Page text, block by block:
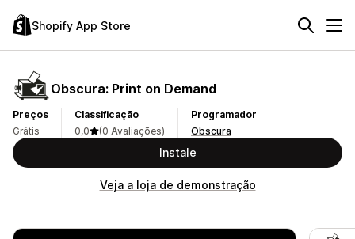
Shopify App Store
Obscura: Print on Demand
Preços
Grátis
Classificação
0,0
(0 Avaliações)
Programador
Obscura
Instale
Veja a loja de demonstração